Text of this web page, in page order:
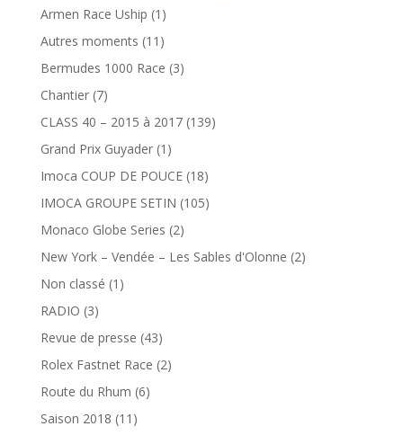
Armen Race Uship (1)
Autres moments (11)
Bermudes 1000 Race (3)
Chantier(7)
CLASS 40 – 2015 à 2017(139)
Grand Prix Guyader(1)
Imoca COUP DE POUCE(18)
IMOCA GROUPE SETIN (105)
Monaco Globe Series (2)
New York – Vendée – Les Sables d'Olonne (2)
Non classé (1)
RADIO (3)
Revue de presse (43)
Rolex Fastnet Race (2)
Route du Rhum (6)
Saison 2018 (11)